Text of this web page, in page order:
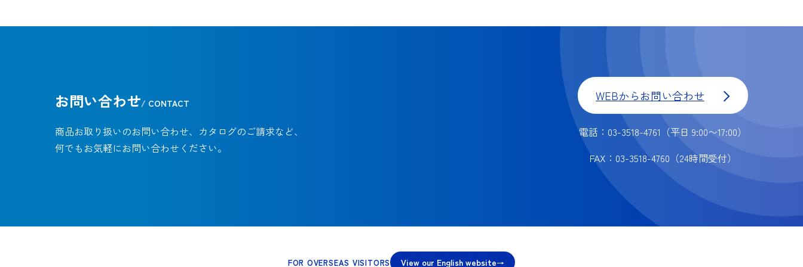
お問い合わせ/ CONTACT
商品お取り扱いのお問い合わせ、カタログのご請求など、
何でもお気軽にお問い合わせください。
WEBからお問い合わせ
電話：03-3518-4761 （平日 9:00〜17:00）
FAX：03-3518-4760 （24時間受付）
FOR OVERSEAS VISITORS View our English website